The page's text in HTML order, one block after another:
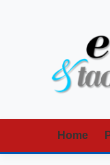
Home